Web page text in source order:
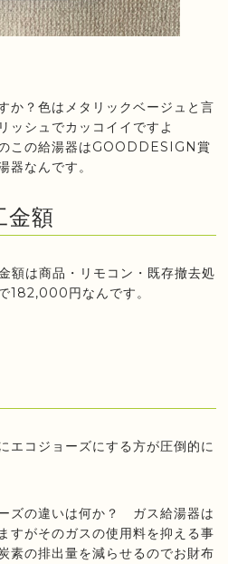
か？色はメタリックベージュと言
ッシュでカッコイイですよ
この給湯器はGOODDESIGN賞
器なんです。
金額
額は商品・リモコン・既存撤去処
182,000円なんです。
エコジョーズにする方が圧倒的に
ズの違いは何か？ ガス給湯器は
すがそのガスの使用料を抑える事
素の排出量を減らせるのでお財布